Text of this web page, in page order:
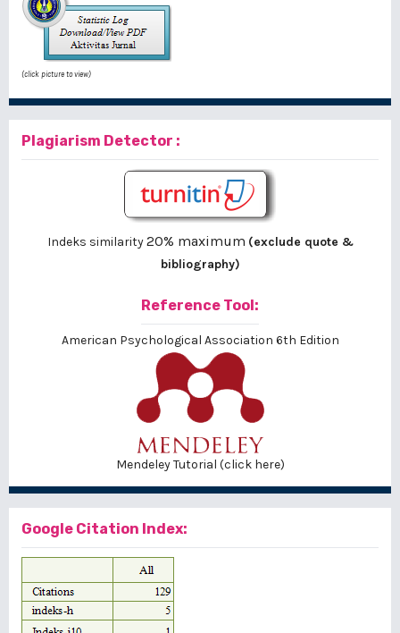
(click picture to view)
Plagiarism Detector :
Indeks similarity20% maximum (exclude quote &
bibliography)
Reference Tool:
American Psychological Association 6th Edition
Mendeley Tutorial (click here)
Google Citation Index: